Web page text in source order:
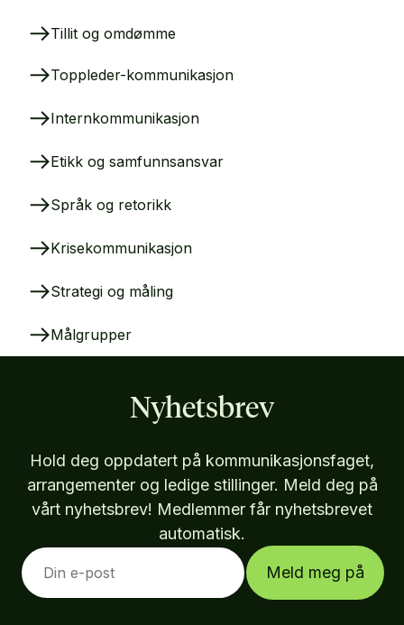
Tillit og omdømme
Toppleder-kommunikasjon
Internkommunikasjon
Etikk og samfunnsansvar
Språk og retorikk
Krisekommunikasjon
Strategi og måling
Målgrupper
Nyhetsbrev
Hold deg oppdatert på kommunikasjonsfaget,
arrangementer og ledige stillinger. Meld deg på
vårt nyhetsbrev! Medlemmer får nyhetsbrevet
automatisk.
Meld meg på